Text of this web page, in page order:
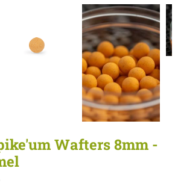
Wafters 8mm -